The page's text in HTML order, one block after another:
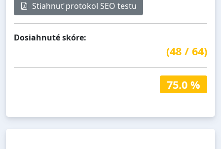
Stiahnuť protokol SEO testu
Dosiahnuté skóre:
(48 / 64)
75.0 %